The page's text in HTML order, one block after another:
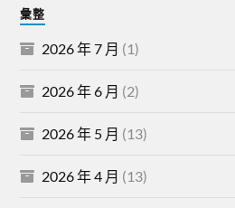
彙整
2026 年 7 月 (1)
2026 年 6 月 (2)
2026 年 5 月 (13)
2026 年 4 月 (13)